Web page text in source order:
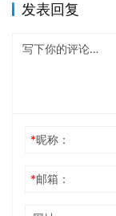
发表回复
*昵称：
*邮箱：